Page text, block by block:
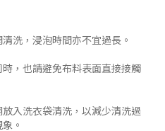
洗，浸泡時間亦不宜過長。
，也請避免布料表面直接接觸
入洗衣袋清洗，以減少清洗過
。